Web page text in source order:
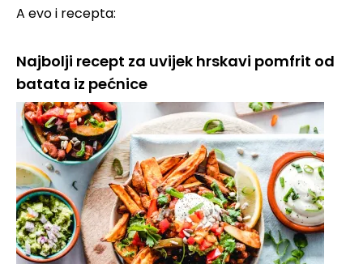
A evo i recepta:
Najbolji recept za uvijek hrskavi pomfrit od
batata iz pećnice